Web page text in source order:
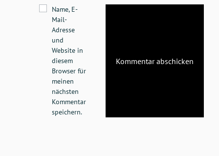
Name, E-
Mail-
Adresse
und
Website in
diesem
Browser für
meinen
nächsten
Kommentar
speichern.